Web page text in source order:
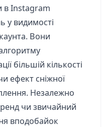
в Instagram
у видимості
Вони
більшій кількості
ефект сніжної
Незалежно
чи звичайний
вподобайок